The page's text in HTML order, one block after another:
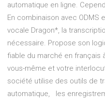
automatique en ligne.
En combinaison avec
vocale Dragon*, la
nécessaire. Propose son
fiable du marché en français
vous-même et votre
société utilise des outils de
automatique, les